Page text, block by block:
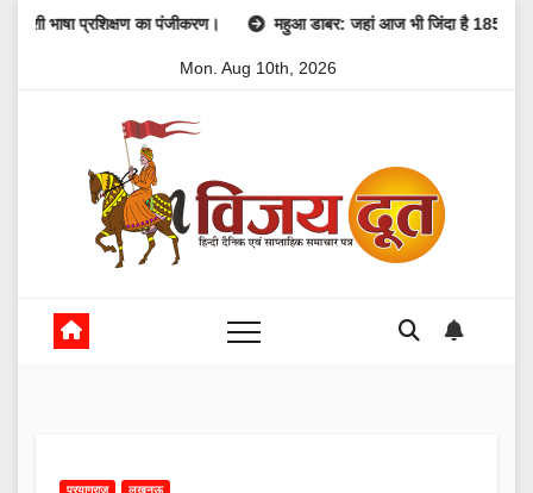
Skip
का पंजीकरण। महुआ डाबर: जहां आज भी जिंदा है 1857 की क्रांति की
Mon. Aug 10th, 2026
प्रयागराज लखनऊ